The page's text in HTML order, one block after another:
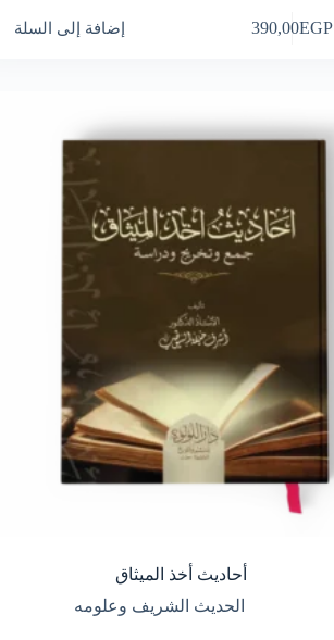
390,00EGP إضافة إلى السلة
أحاديث أخذ الميثاق
الحديث الشريف وعلومه